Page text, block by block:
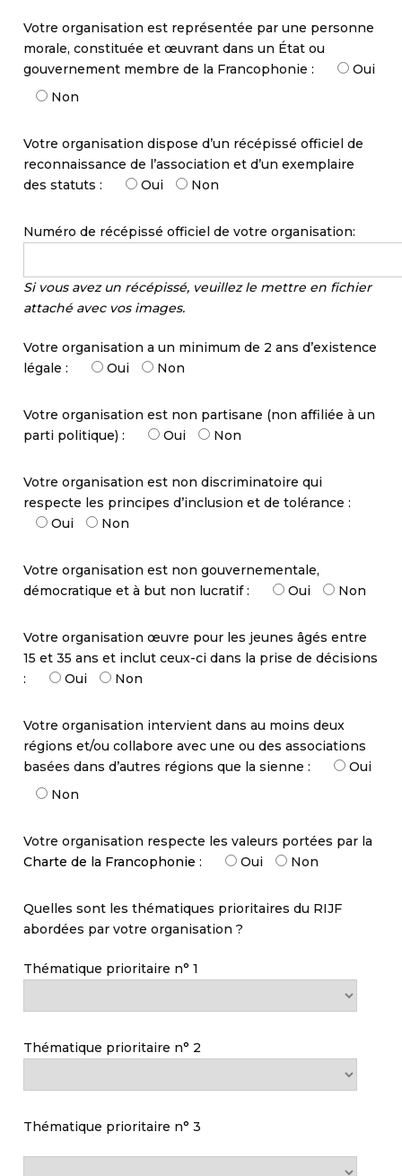
Votre organisation est représentée par une personne
morale, constituée et œuvrant dans un État ou
gouvernement membre de la Francophonie :
Oui
Non
Votre organisation dispose d’un récépissé officiel de
reconnaissance de l’association et d’un exemplaire
des statuts :
Oui Non
Numéro de récépissé officiel de votre organisation:
Si vous avez un récépissé, veuillez le mettre en fichier
attaché avec vos images.
Votre organisation a un minimum de 2 ans d’existence
légale :
Oui Non
Votre organisation est non partisane (non affiliée à un
parti politique) :
Oui Non
Votre organisation est non discriminatoire qui
respecte les principes d’inclusion et de tolérance :
Oui
Non
Votre organisation est non gouvernementale,
démocratique et à but non lucratif :
Oui Non
Votre organisation œuvre pour les jeunes âgés entre
15 et 35 ans et inclut ceux-ci dans la prise de décisions
:
Oui Non
Votre organisation intervient dans au moins deux
régions et/ou collabore avec une ou des associations
basées dans d’autres régions que la sienne :
Oui
Non
Votre organisation respecte les valeurs portées par la
Charte de la Francophonie : Oui Non
Quelles sont les thématiques prioritaires du RIJF
abordées par votre organisation ?
Thématique prioritaire n° 1
Thématique prioritaire n° 2
Thématique prioritaire n° 3